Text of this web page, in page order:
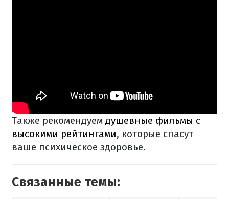
Также рекомендуем душевные фильмы с
высокими рейтингами, которые спасут
ваше психическое здоровье.
Связанные темы: